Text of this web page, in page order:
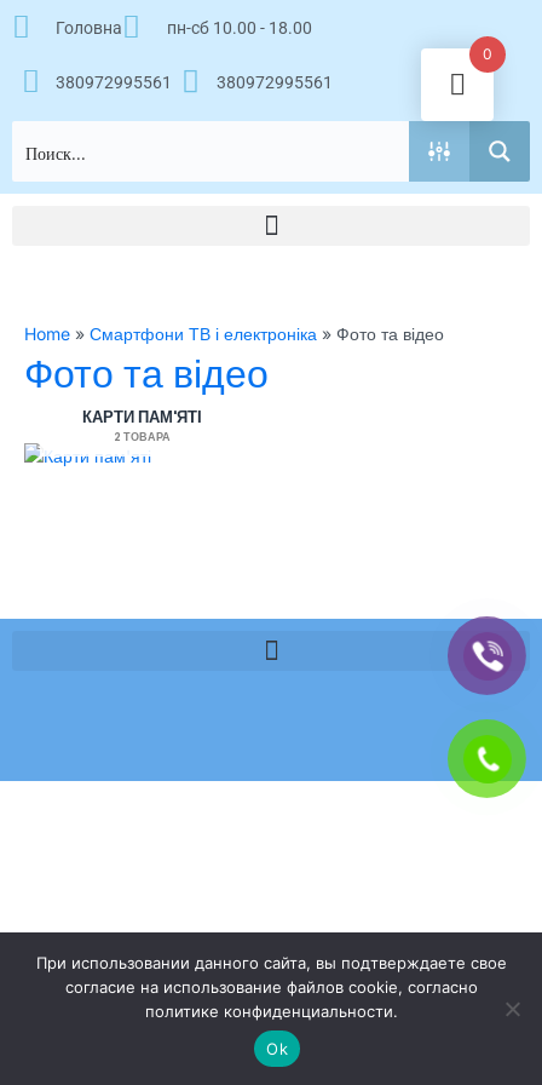
Перейти
Головна пн-сб 10.00 - 18.00
380972995561 380972995561
Home » Смартфони ТВ і електроніка » Фото та відео
Фото та відео
КАРТИ ПАМ'ЯТІ
2 ТОВАРА
0
При использовании данного сайта, вы подтверждаете свое
согласие на использование файлов cookie, согласно
политике конфиденциальности.
Ok